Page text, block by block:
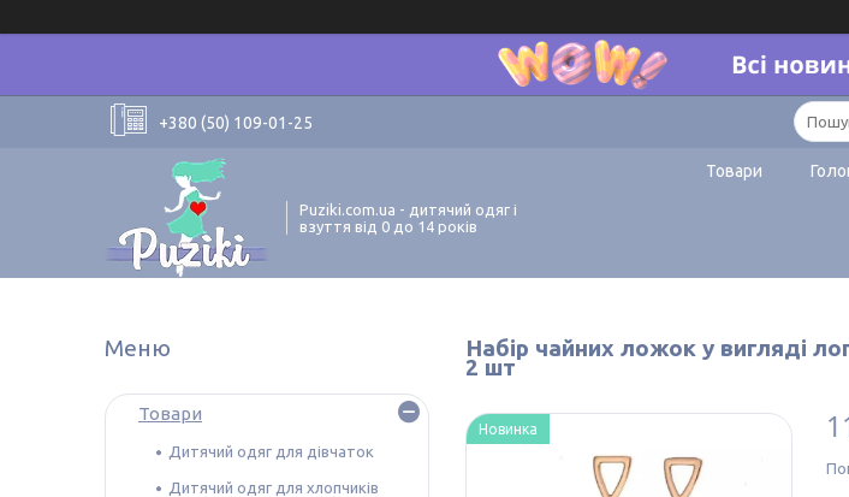
+380 (50) 109-01-25
Puziki.com.ua - дитячий одяг і
взуття від 0 до 14 років
Товари
Набір чайних ложок у вигляді
2 шт
Новинка
Товари
Дитячий одяг для дівчаток
Дитячий одяг для хлопчиків